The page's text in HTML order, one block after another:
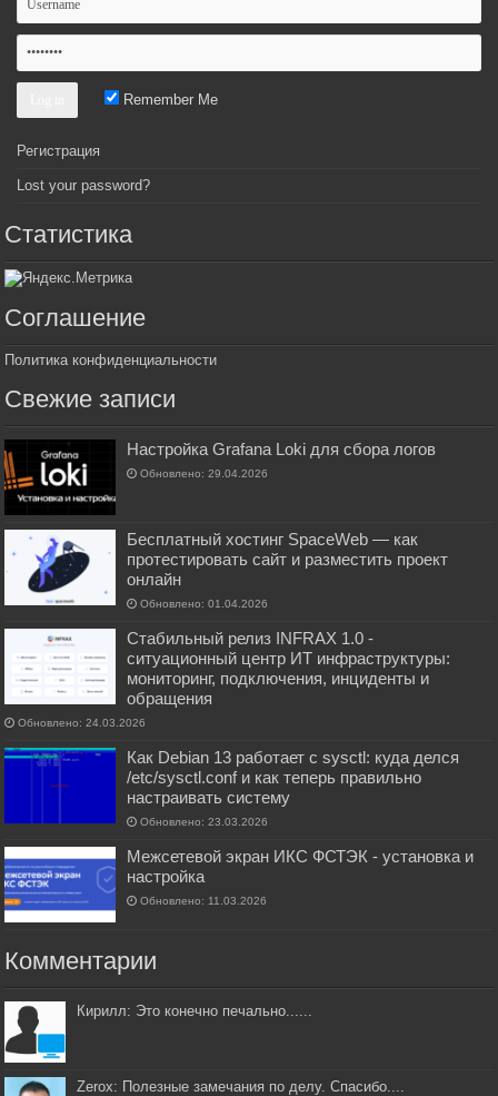
Remember Me
Регистрация
Lost your password?
Статистика
Соглашение
Политика конфиденциальности
Свежие записи
Настройка Grafana Loki для сбора логов
Обновлено: 29.04.2026
Бесплатный хостинг SpaceWeb — как
протестировать сайт и разместить проект
онлайн
Обновлено: 01.04.2026
Стабильный релиз INFRAX 1.0 -
ситуационный центр ИТ инфраструктуры:
мониторинг, подключения, инциденты и
обращения
Обновлено: 24.03.2026
Как Debian 13 работает с sysctl: куда делся
/etc/sysctl.conf и как теперь правильно
настраивать систему
Обновлено: 23.03.2026
Межсетевой экран ИКС ФСТЭК - установка и
настройка
Обновлено: 11.03.2026
Комментарии
Кирилл: Это конечно печально......
Zerox: Полезные замечания по делу. Спасибо....